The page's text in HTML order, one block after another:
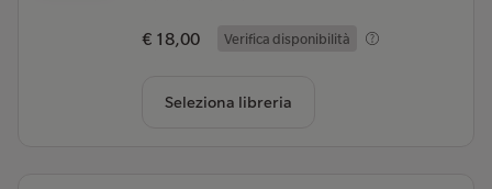
€ 18,00 Verifica disponibilità
Seleziona libreria